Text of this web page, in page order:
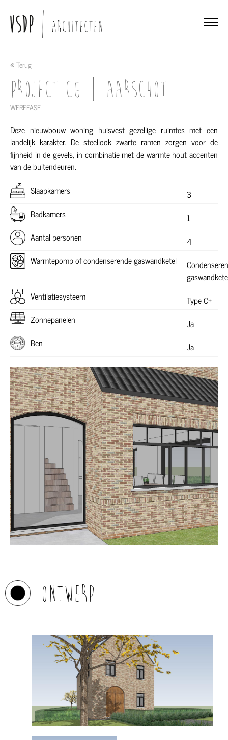
Terug
Project CG | Aarschot
WERFFASE
Deze nieuwbouw woning huisvest gezellige ruimtes met een
landelijk karakter. De steellook zwarte ramen zorgen voor de
fijnheid in de gevels, in combinatie met de warmte hout accenten
van de buitendeuren.
Slaapkamers
3
Badkamers
1
Aantal personen
4
Warmtepomp of condenserende gaswandketel
Ventilatiesysteem
Type C+
Zonnepanelen
Ja
Ben
Ja
Ontwerp